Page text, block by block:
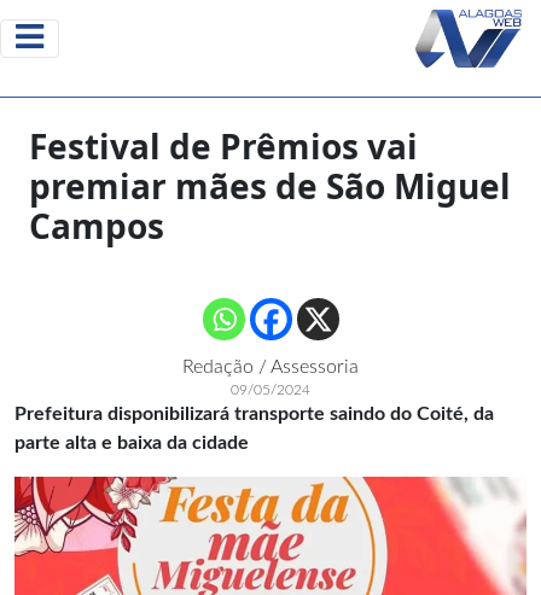
Festival de Prêmios vai
premiar mães de São Miguel
Campos
Redação / Assessoria
09/05/2024
Prefeitura disponibilizará transporte saindo do Coité, da
parte alta e baixa da cidade